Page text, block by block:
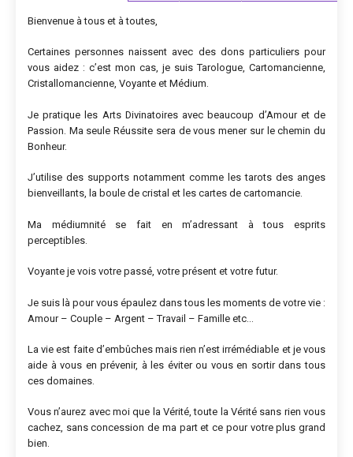
Bienvenue à tous et à toutes,
Certaines personnes naissent avec des dons particuliers pour
vous aidez : c’est mon cas, je suis Tarologue, Cartomancienne,
Cristallomancienne, Voyante et Médium.
Je pratique les Arts Divinatoires avec beaucoup d’Amour et de
Passion. Ma seule Réussite sera de vous mener sur le chemin du
Bonheur.
J’utilise des supports notamment comme les tarots des anges
bienveillants, la boule de cristal et les cartes de cartomancie.
Ma médiumnité se fait en m’adressant à tous esprits
perceptibles.
Voyante je vois votre passé, votre présent et votre futur.
Je suis là pour vous épaulez dans tous les moments de votre vie :
Amour – Couple – Argent – Travail – Famille etc…
La vie est faite d’embûches mais rien n’est irrémédiable et je vous
aide à vous en prévenir, à les éviter ou vous en sortir dans tous
ces domaines.
Vous n’aurez avec moi que la Vérité, toute la Vérité sans rien vous
cachez, sans concession de ma part et ce pour votre plus grand
bien.